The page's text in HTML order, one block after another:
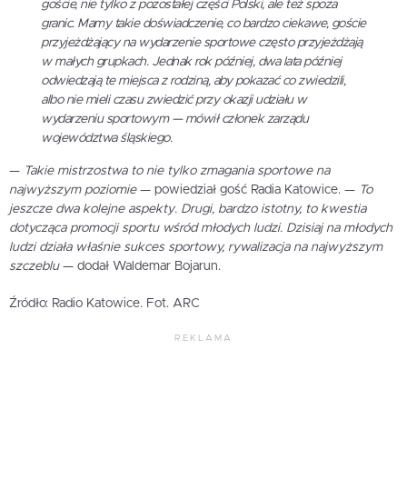
goście, nie tylko z pozostałej części Polski, ale też spoza
granic. Mamy takie doświadczenie, co bardzo ciekawe, goście
przyjeżdżający na wydarzenie sportowe często przyjeżdżają
w małych grupkach. Jednak rok później, dwa lata później
odwiedzają te miejsca z rodziną, aby pokazać co zwiedzili,
albo nie mieli czasu zwiedzić przy okazji udziału w
wydarzeniu sportowym — mówił członek zarządu
województwa śląskiego.
— Takie mistrzostwa to nie tylko zmagania sportowe na
najwyższym poziomie— powiedział gość Radia Katowice. — To
jeszcze dwa kolejne aspekty. Drugi, bardzo istotny, to kwestia
dotycząca promocji sportu wśród młodych ludzi. Dzisiaj na młodych
ludzi działa właśnie sukces sportowy, rywalizacja na najwyższym
szczeblu— dodał Waldemar Bojarun.
Źródło: Radio Katowice. Fot. ARC
REKLAMA